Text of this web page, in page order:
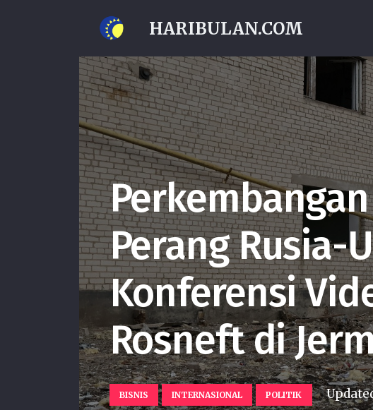
HARIBULAN.COM
Perang Rusia-
Konferensi
Rosneft di
BISNIS INTERNASIONAL POLITIK